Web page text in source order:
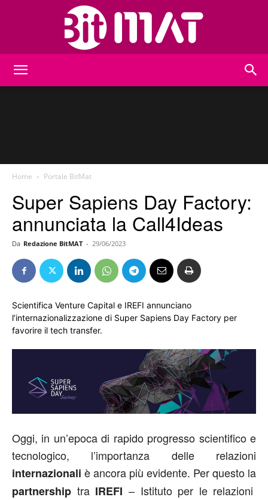
Home Portale BitMat
Super Sapiens Day Factory:
annunciata la Call4Ideas
Da Redazione BitMAT - 29/06/2023
Scientifica Venture Capital e IREFI annunciano
l’internazionalizzazione di Super Sapiens Day Factory per
favorire il tech transfer.
Oggi, in un’epoca di rapido progresso scientifico e
tecnologico, l’importanza delle relazioni
internazionali è ancora più evidente. Per questo la
partnership tra IREFI – Istituto per le relazioni